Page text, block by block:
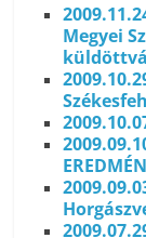
Megyei